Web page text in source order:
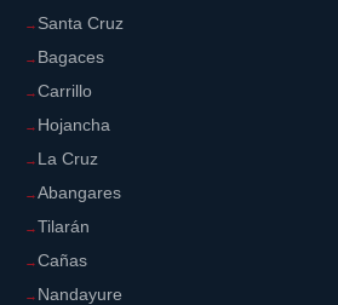
Santa Cruz
Bagaces
Carrillo
Hojancha
La Cruz
Abangares
Tilarán
Cañas
Nandayure